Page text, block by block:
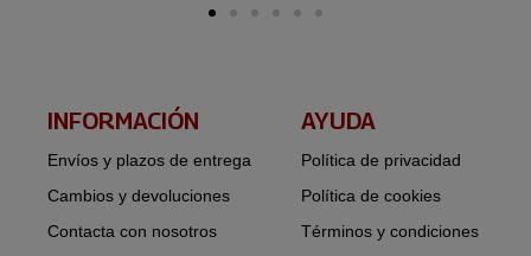
INFORMACIÓN​
Envíos y plazos de entrega
Cambios y devoluciones
Contacta con nosotros
AYUDA
Política de privacidad
Política de cookies
Términos y condiciones